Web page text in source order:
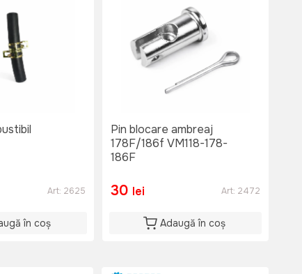
Art: 2625
în coș
Pin blocare ambreaj
178F/186f VM118-178-
186F
30 lei Art: 2472
Adaugă în coș